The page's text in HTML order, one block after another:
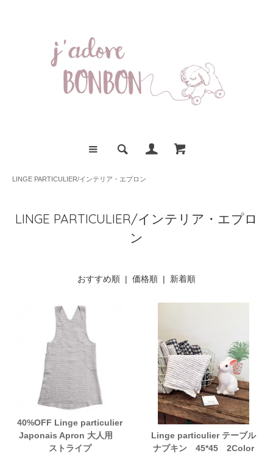
LINGE PARTICULIER/インテリア・エプロン
LINGE PARTICULIER/インテリア・エプロ
ン
おすすめ順 | 価格順 | 新着順
40%OFF Linge particulier
Japonais Apron 大人用
ストライプ
Linge particulier テーブル
ナプキン 45*45 2Color